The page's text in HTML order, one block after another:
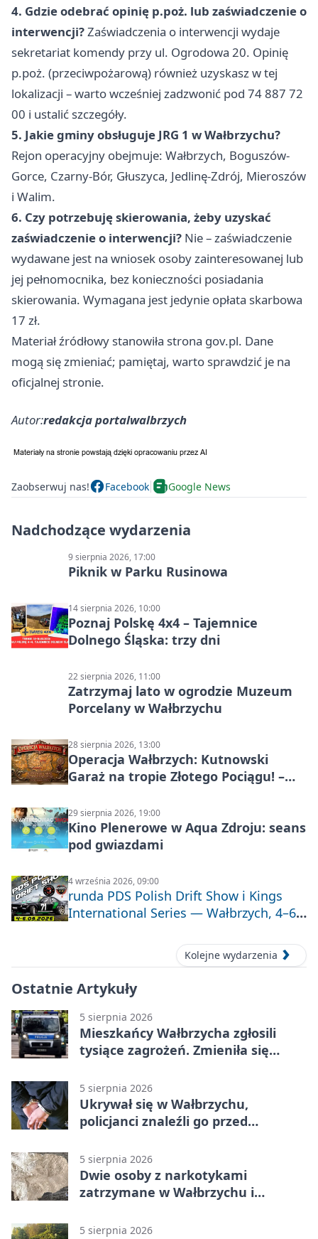
4. Gdzie odebrać opinię p.poż. lub zaświadczenie o
interwencji?Zaświadczenia o interwencji wydaje
sekretariat komendy przy ul. Ogrodowa 20. Opinię
p.poż. (przeciwpożarową) również uzyskasz w tej
lokalizacji – warto wcześniej zadzwonić pod 74 887 72
00 i ustalić szczegóły.
5. Jakie gminy obsługuje JRG 1 w Wałbrzychu?
Rejon operacyjny obejmuje: Wałbrzych, Boguszów-
Gorce, Czarny-Bór, Głuszyca, Jedlinę-Zdrój, Mieroszów
i Walim.
6. Czy potrzebuję skierowania, żeby uzyskać
zaświadczenie o interwencji? Nie – zaświadczenie
wydawane jest na wniosek osoby zainteresowanej lub
jej pełnomocnika, bez konieczności posiadania
skierowania. Wymagana jest jedynie opłata skarbowa
17 zł.
Materiał źródłowy stanowiła strona gov.pl. Dane
mogą się zmieniać; pamiętaj, warto sprawdzić je na
oficjalnej stronie.
Autor:redakcja portalwalbrzych
Zaobserwuj nas! Facebook Google News
Nadchodzące wydarzenia
9 sierpnia 2026, 17:00
Piknik w Parku Rusinowa
14 sierpnia 2026, 10:00
Poznaj Polskę 4x4 – Tajemnice
Dolnego Śląska: trzy dni
22 sierpnia 2026, 11:00
Zatrzymaj lato w ogrodzie Muzeum
Porcelany w Wałbrzychu
28 sierpnia 2026, 13:00
Operacja Wałbrzych: Kutnowski
Garaż na tropie Złotego Pociągu! –
29 sierpnia 2026, 19:00
Kino Plenerowe w Aqua Zdroju: seans
pod gwiazdami
4 września 2026, 09:00
runda PDS Polish Drift Show i Kings
International Series — Wałbrzych, 4–6
Kolejne wydarzenia
Ostatnie Artykuły
5 sierpnia 2026
Mieszkańcy Wałbrzycha zgłosili
tysiące zagrożeń. Zmieniła się
5 sierpnia 2026
Ukrywał się w Wałbrzychu,
policjanci znaleźli go przed
5 sierpnia 2026
Dwie osoby z narkotykami
zatrzymane w Wałbrzychu i
5 sierpnia 2026